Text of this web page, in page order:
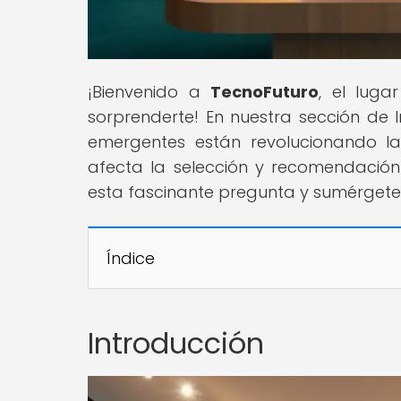
¡Bienvenido a TecnoFuturo, el
sorprenderte! En nuestra sección
emergentes están revolucionando
afecta la selección y
esta fascinante pregunta y
Índice
Introducción